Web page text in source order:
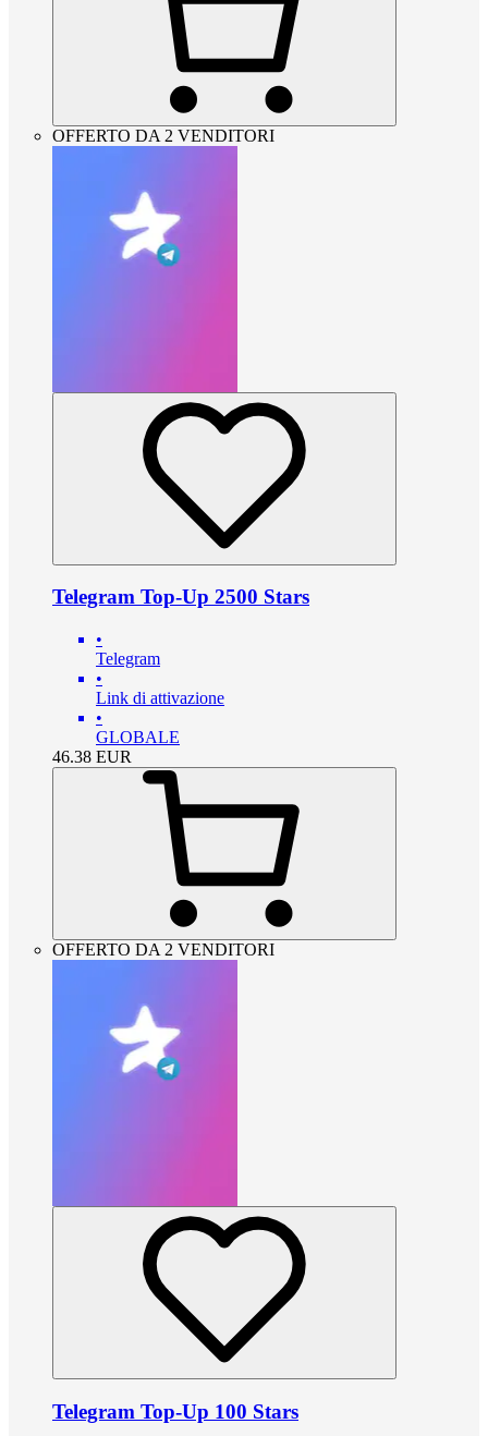
OFFERTO DA 2 VENDITORI
Telegram Top-Up 2500 Stars
•
Telegram
•
Link di attivazione
•
GLOBALE
46.38 EUR
OFFERTO DA 2 VENDITORI
Telegram Top-Up 100 Stars